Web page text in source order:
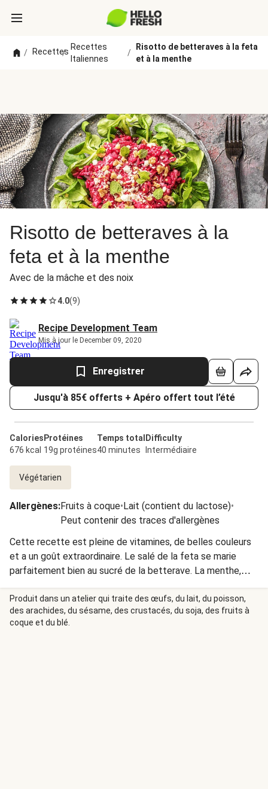
/ Recettes
/
Recettes
Italiennes
/
Risotto de betteraves à la feta
et à la menthe
Risotto de betteraves à la
feta et à la menthe
Avec de la mâche et des noix
4.0(9)
Recipe Development Team
Mis à jour le December 09, 2020
Enregistrer
Jusqu'à 85€ offerts + Apéro offert tout l’été
Calories
676 kcal
Protéines
19g protéines
Temps total
40 minutes
Difficulty
Intermédiaire
Végétarien
Allergènes:Fruits à coque•Lait (contient du lactose)•
Peut contenir des traces d'allergènes
Cette recette est pleine de vitamines, de belles couleurs
et a un goût extraordinaire. Le salé de la feta se marie
parfaitement bien au sucré de la betterave. La menthe,
quant à elle, apporte une touche de fraîcheur et les noix,
un peu de croquant.
Produit dans un atelier qui traite des œufs, du lait, du poisson,
des arachides, du sésame, des crustacés, du soja, des fruits à
coque et du blé.